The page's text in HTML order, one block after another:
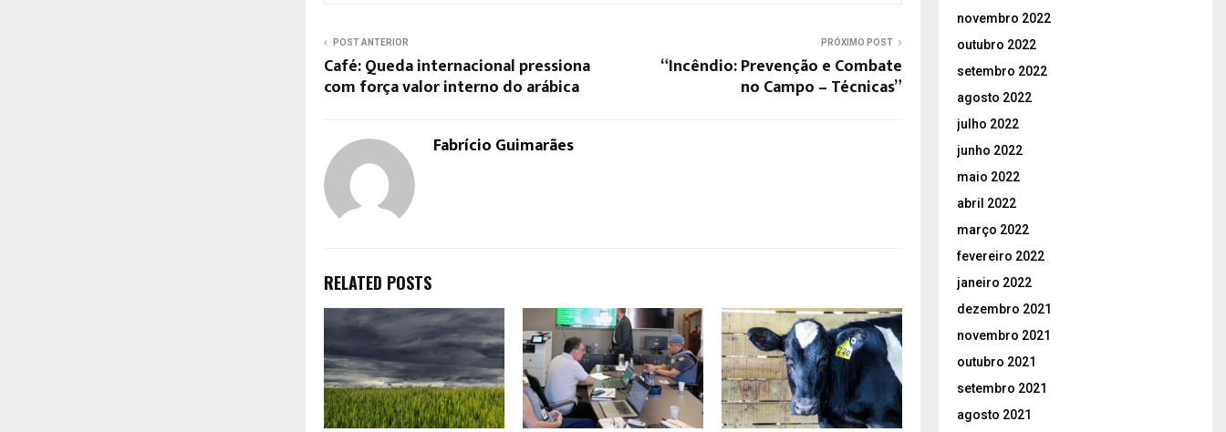
POST ANTERIOR
Café: Queda internacional pressiona
com força valor interno do arábica
PRÓXIMO POST
“Incêndio: Prevenção e Combate
no Campo – Técnicas”
Fabrício Guimarães
RELATED POSTS
novembro 2022
outubro 2022
setembro 2022
agosto 2022
julho 2022
junho 2022
maio 2022
abril 2022
março 2022
fevereiro 2022
janeiro 2022
dezembro 2021
novembro 2021
outubro 2021
setembro 2021
agosto 2021